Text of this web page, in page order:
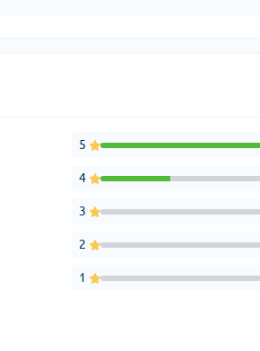
5
4
3
2
1